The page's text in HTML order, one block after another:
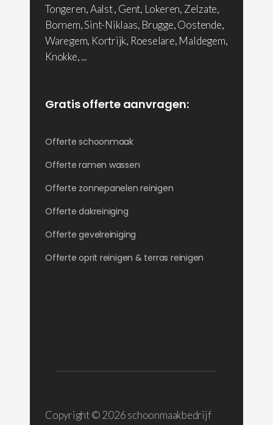
Tongeren, Aalst , Gent, Lokeren, Zelzate,
Bornem, Sint-Niklaas, Brugge, Oostende,
Waregem, Kortrijk, Roeselare, Maldegem,
Knokke, ...
Gratis offerte aanvragen:
Offerte schoonmaak
Offerte ramen wassen
Offerte zonnepanelen reinigen
Offerte dakreiniging
Offerte gevelreiniging
Offerte oprit reinigen & terras reinigen
Copyright © 2026 schoonmaakbedrijf